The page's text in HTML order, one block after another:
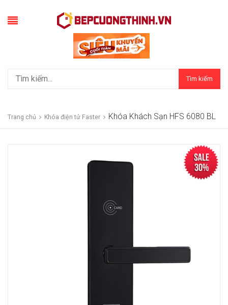
Tìm kiếm
Trang chủ Khóa điện tử Faster Khóa Khách Sạn HFS 6080 BL